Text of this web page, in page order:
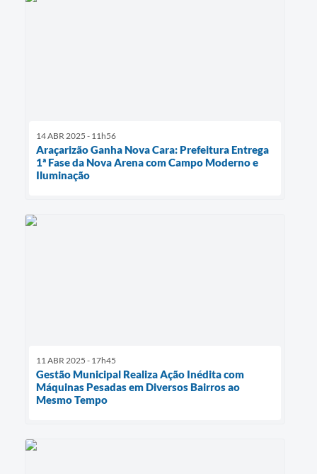
14 ABR 2025 - 11h56
Araçarizão Ganha Nova Cara: Prefeitura Entrega
1ª Fase da Nova Arena com Campo Moderno e
Iluminação
11 ABR 2025 - 17h45
Gestão Municipal Realiza Ação Inédita com
Máquinas Pesadas em Diversos Bairros ao
Mesmo Tempo